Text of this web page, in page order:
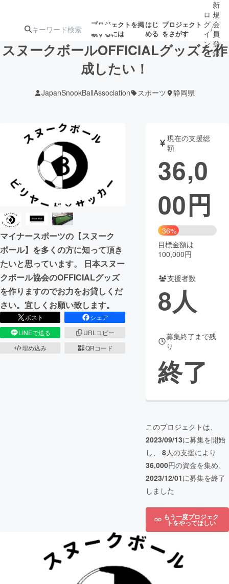
プロジェクトを掲
載するには
はじ
める
プロジェクト
をさがす
ターン
ジェクト
ロジェクト
されます
アート・写真 音楽
テクノロジー・ガジェット ゲーム・
映像・映画 書籍・雑誌
ビジネス・起業 チャレンジ
まちづくり・地域活性化
CAMPFIRE for Social Good
CAMPFIRE Creation
CAMPFIREふるさと納税machi-ya コミュニティ
ロ
グ
イ
ン
/
新
規
会
員
登
録
スヌークボールOFFICIALグッズを作
成したい！
JapanSnookBallAssociation スポーツ 静岡県
マイナースポーツの【スヌーク
ボール】を多くの方に知って頂き
たいと思っています。 日本スヌー
クボール協会のOFFICIALグッズ
を作りますのでお力をお貸しくだ
さい。宜しくお願い致します。
ポスト
シェア
LINEで送る
URLコピー
埋め込み
QRコード
現在の支援総
額
36,0
00円
36%
目標金額は
100,000円
支援者数
8人
募集終了まで残
り
終了
このプロジェクトは、
2023/09/13に募集を開始
し、 8人の支援により
36,000円の資金を集め、
2023/12/01に募集を終了
しました
もう一度プロジェク
トをやってほしい